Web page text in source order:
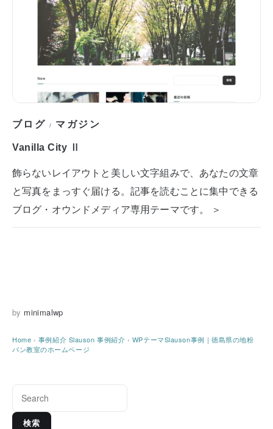
ブログ / マガジン
Vanilla City Ⅱ
飾らないレイアウトと美しい文字組みで、あなたの文章
と写真をまっすぐ届ける。記事を読むことに集中できる
ブログ・オウンドメディア専用テーマです。 ＞
by minimalwp
Home › 事例紹介 Slauson 事例紹介 › WPテーマSlauson事例｜徳島県の地粉
パン教室のホームページ
検索